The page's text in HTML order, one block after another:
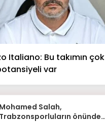
Italiano: Bu takımın çok
var
Mohamed Salah,
Trabzonsporluların önünde